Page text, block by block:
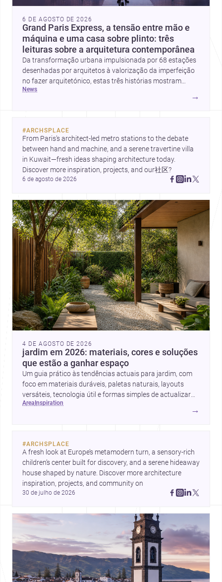
6 DE AGOSTO DE 2026
Grand Paris Express, a tensão entre mão e
máquina e uma casa sobre plinto: três
leituras sobre a arquitetura contemporânea
Da transformação urbana impulsionada por 68 estações
desenhadas por arquitetos à valorização da imperfeição
no fazer arquitetónico, estas três histórias mostram
como a disciplina continua a reinventar cidades, materiais
contemporânea.
news
→
#ARCHSPLACE
From Paris’s architect-led metro stations to the debate
between hand and machine, and a serene travertine villa
in Kuwait—fresh ideas shaping architecture today.
Discover more inspiration, projects, and our社区?
6 de agosto de 2026
4 DE AGOSTO DE 2026
jardim em 2026: materiais, cores e soluções
que estão a ganhar espaço
Um guia prático às tendências actuais para jardim, com
foco em materiais duráveis, paletas naturais, layouts
versáteis, tecnologia útil e formas simples de actualizar
sem obras totais.
area inspiration
→
#ARCHSPLACE
A fresh look at Europe’s metamodern turn, a sensory-rich
children’s center built for discovery, and a serene hideaway
house shaped by nature. Discover more architecture
30 de julho de 2026